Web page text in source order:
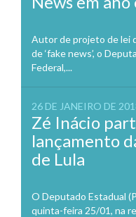
Autor de projeto de lei
de ‘fake news’, o
Federal,...
26 DE JANEIRO DE
Zé Inácio
lançamento
de Lula
O Deputado Estadual
quinta-feira 25/01, na